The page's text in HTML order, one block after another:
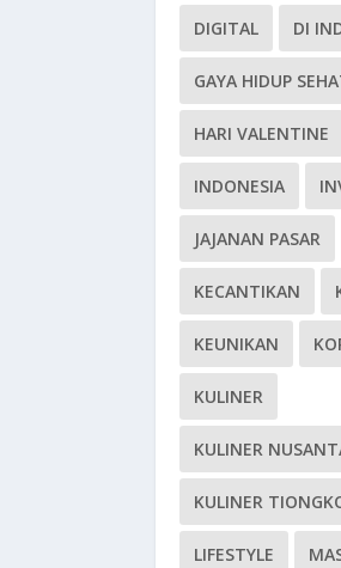
DIGITAL DI
GAYA HIDUP
HARI VALENTINE
INDONESIA
JAJANAN PASAR
KECANTIKAN
KEUNIKAN
KULINER
KULINER
KULINER
LIFESTYLE